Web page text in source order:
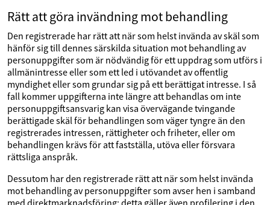
Rätt att göra invändning mot behandling
Den registrerade har rätt att när som helst invända av skäl som
hänför sig till dennes särskilda situation mot behandling av
personuppgifter som är nödvändig för ett uppdrag som utförs i
allmänintresse eller som ett led i utövandet av offentlig
myndighet eller som grundar sig på ett berättigat intresse. I så
fall kommer uppgifterna inte längre att behandlas om inte
personuppgiftsansvarig kan visa övervägande tvingande
berättigade skäl för behandlingen som väger tyngre än den
registrerades intressen, rättigheter och friheter, eller om
behandlingen krävs för att fastställa, utöva eller försvara
rättsliga anspråk.
Dessutom har den registrerade rätt att när som helst invända
mot behandling av personuppgifter som avser hen i samband
med direktmarknadsföring; detta gäller även profilering i den